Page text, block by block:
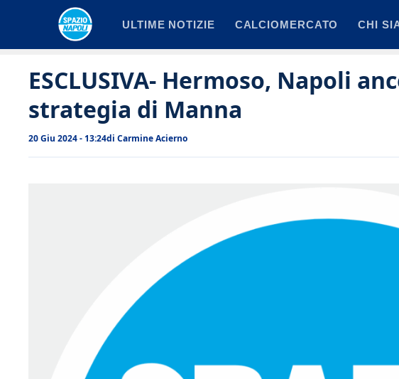
ULTIME NOTIZIE CALCIOMERCATO CHI
ESCLUSIVA- Hermoso, Napoli
strategia di Manna
20 Giu 2024 - 13:24di Carmine Acierno